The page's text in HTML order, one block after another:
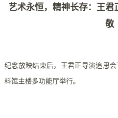
艺术永恒，精神长存：王
敬
纪念放映结束后，王君正导演追思
料馆主楼多功能厅举行。